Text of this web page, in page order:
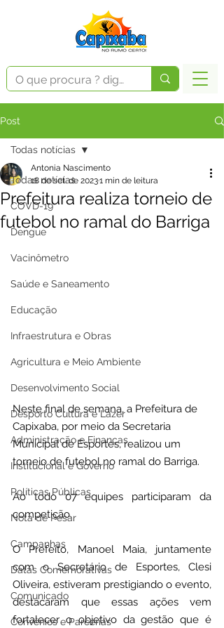
Post
Todas notícias
COVD-19
Dengue
Vacinômetro
Saúde e Saneamento
Educação
Infraestrutura e Obras
Agricultura e Meio Ambiente
Desenvolvimento Social
Desporto Cultura e Lazer
Administração e Finanças
Institucional e Governo
Políticas Públicas
Nota de Pesar
Campanhas
Datas Comemorativas
Comunicado
Convênios e Parcerias
Todas notícias
Prefeitura realiza torneio de
futebol no ramal do Barriga
Antonia Nascimento
18 de set. de 20231 min de leitura
Neste final de semana, a Prefeitura de
Capixaba, por meio da Secretaria
Municipal de Esportes, realizou um
torneio de futebol no ramal do Barriga.
Ao todo 07 equipes participaram da
competição.
O Prefeito, Manoel Maia, juntamente
com o Secretário de Esportes, Clesi
Oliveira, estiveram prestigiando o evento,
destacaram que essas ações vem
fortalecer o objetivo da gestão que é